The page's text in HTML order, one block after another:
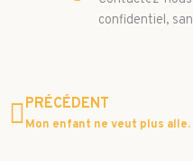
confidentiel,
Précédent
PRÉCÉDENT
Mon enfant ne